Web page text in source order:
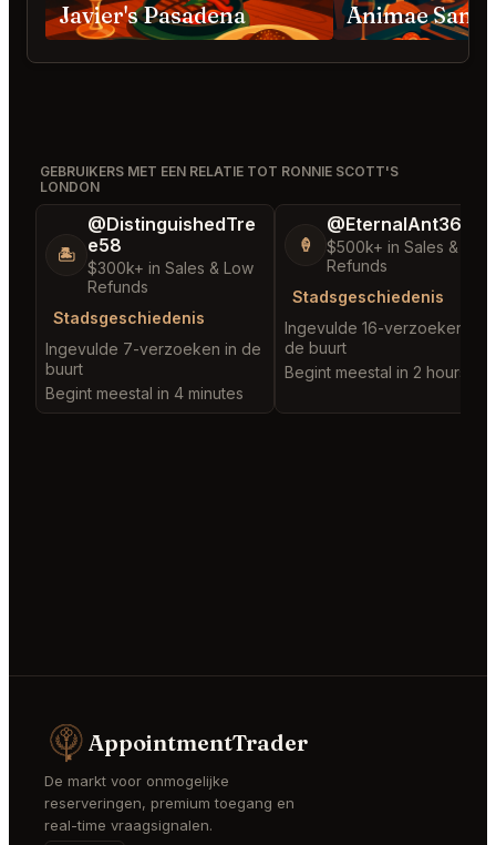
Javier's Pasadena Animae San
GEBRUIKERS MET EEN RELATIE TOT RONNIE SCOTT'S
LONDON
🏝️
@DistinguishedTre
e58
$300k+ in Sales & Low
Refunds
Stadsgeschiedenis
Ingevulde 7-verzoeken in de
buurt
Begint meestal in 4 minutes
🍦
@EternalAnt36
$500k+ in Sales & Low
Refunds
Stadsgeschiedenis
Ingevulde 16-verzoeken in
de buurt
Begint meestal in 2 hours
AppointmentTrader
De markt voor onmogelijke
reserveringen, premium toegang en
real-time vraagsignalen.